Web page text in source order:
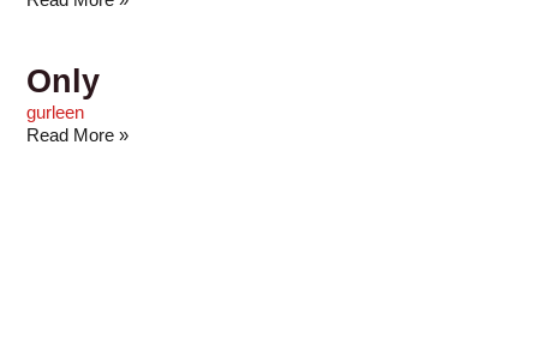
Only
gurleen
Read More »